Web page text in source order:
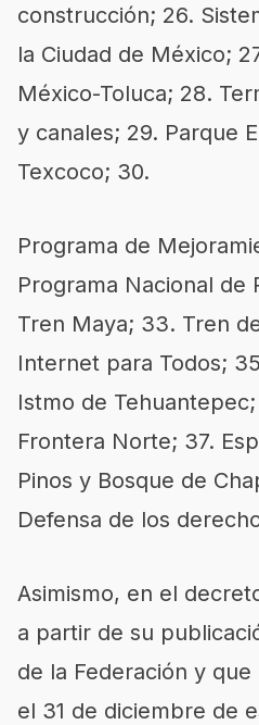
construcción; 26.
la Ciudad de México;
México-Toluca; 28.
y canales; 29. Parque
Texcoco; 30.
Programa de
Programa Nacional de
Tren Maya; 33. Tren
Internet para Todos;
Istmo de
Frontera Norte; 37.
Pinos y Bosque de
Defensa de los
Asimismo, en el
a partir de su
de la Federación y
el 31 de diciembre de